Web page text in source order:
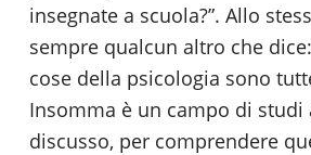
insegnate a scuola?”. Allo
sempre qualcun altro che
cose della psicologia sono
Insomma è un campo di studi
discusso, per comprendere